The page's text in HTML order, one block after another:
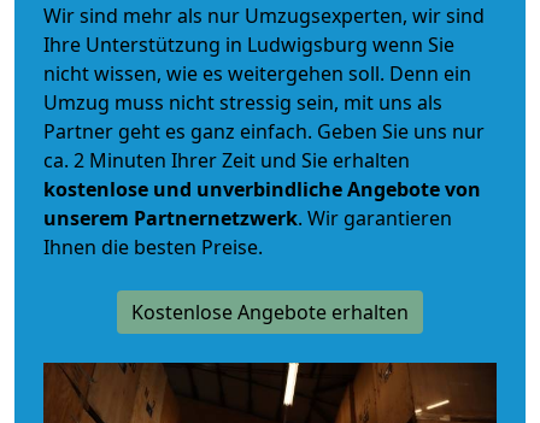
Wir sind mehr als nur Umzugsexperten, wir sind
Ihre Unterstützung in Ludwigsburg wenn Sie
nicht wissen, wie es weitergehen soll. Denn ein
Umzug muss nicht stressig sein, mit uns als
Partner geht es ganz einfach. Geben Sie uns nur
ca. 2 Minuten Ihrer Zeit und Sie erhalten
kostenlose und unverbindlicheAngebote von
unserem Partnernetzwerk. Wir garantieren
Ihnen die besten Preise.
Kostenlose Angebote erhalten